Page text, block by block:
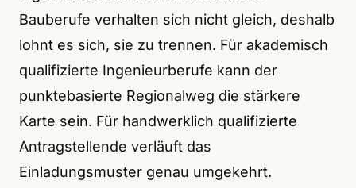
Bauberufe verhalten sich nicht gleich, deshalb
lohnt es sich, sie zu trennen. Für akademisch
qualifizierte Ingenieurberufe kann der
punktebasierte Regionalweg die stärkere
Karte sein. Für handwerklich qualifizierte
Antragstellende verläuft das
Einladungsmuster genau umgekehrt.